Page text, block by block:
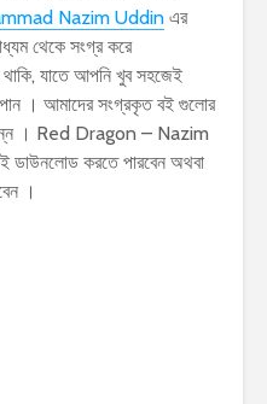
Nazim Uddin এর
থেকে সংগ্র করে
যাতে আপনি খুব সহজেই
পান । আমাদের সংগ্রকৃত বই গুলোর
। Red Dragon – Nazim
ডাউনলোড করতে পারবেন অথবা
।